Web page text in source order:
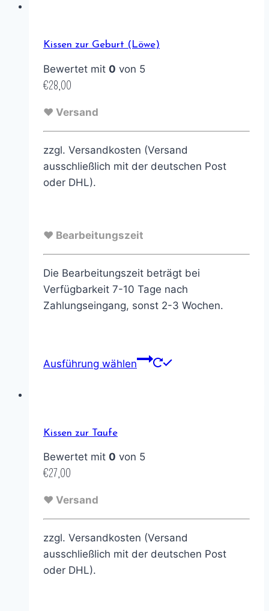
Kissen zur Geburt (Löwe)
Bewertet mit 0 von 5
€28,00
♥ Versand
zzgl. Versandkosten (Versand
ausschließlich mit der deutschen Post
oder DHL).
♥ Bearbeitungszeit
Die Bearbeitungszeit beträgt bei
Verfügbarkeit 7-10 Tage nach
Zahlungseingang, sonst 2-3 Wochen.
Ausführung wählen
Kissen zur Taufe
Bewertet mit 0 von 5
€27,00
♥ Versand
zzgl. Versandkosten (Versand
ausschließlich mit der deutschen Post
oder DHL).